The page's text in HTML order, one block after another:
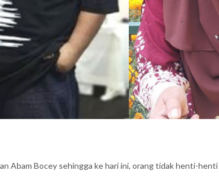
Abam Bocey sehingga ke hari ini, orang tidak henti-